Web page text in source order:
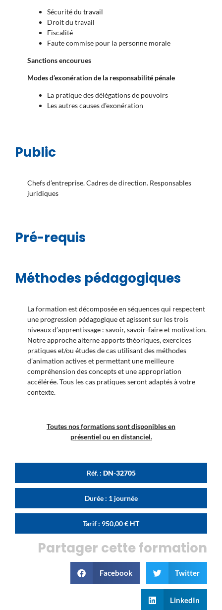
Sécurité du travail
Droit du travail
Fiscalité
Faute commise pour la personne morale
Sanctions encourues
Modes d’exonération de la responsabilité pénale
La pratique des délégations de pouvoirs
Les autres causes d’exonération
Public
Chefs d’entreprise. Cadres de direction. Responsables
juridiques
Pré-requis
Méthodes pédagogiques
La formation est décomposée en séquences qui respectent
une progression pédagogique et agissent sur les trois
niveaux d’apprentissage : savoir, savoir-faire et motivation.
Notre approche alterne apports théoriques, exercices
pratiques et/ou études de cas utilisant des méthodes
d’animation actives et permettant une meilleure
compréhension des concepts et une appropriation
accélérée. Tous les cas pratiques seront adaptés à votre
contexte.
Toutes nos formations sont disponibles en
présentiel ou en distanciel.
Réf. : DN-32705
Durée : 1 journée
Tarif : 950,00€ HT
Partager cette formation
Facebook Twitter
LinkedIn